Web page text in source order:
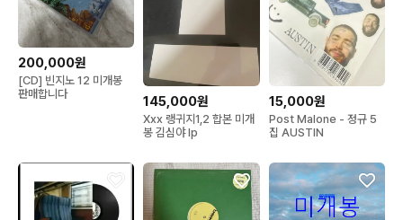
200,000원
[CD] 빈지노 12 미개봉
판매합니다
145,000원
Xxx 랭귀지1,2 합본 미개
봉 김심야 lp
15,000원
Post Malone - 정규 5
집 AUSTIN